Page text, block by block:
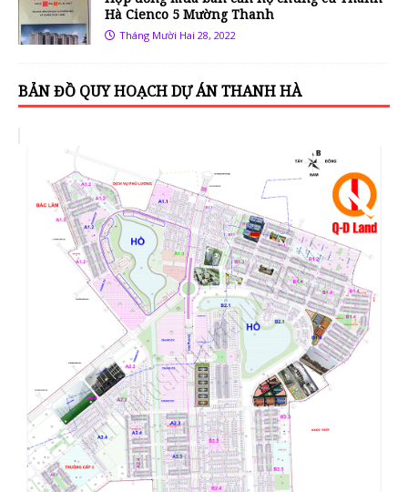
Hà Cienco 5 Mường Thanh
Tháng Mười Hai 28, 2022
BẢN ĐỒ QUY HOẠCH DỰ ÁN THANH HÀ